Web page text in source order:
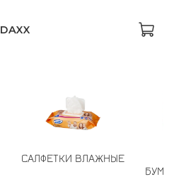
DAXX
САЛФЕТКИ ВЛАЖНЫЕ